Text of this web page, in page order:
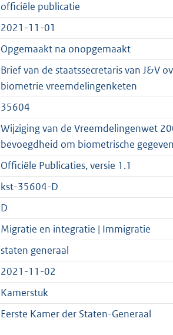
d
s
g
r
o
o
t
e
:
2
K
n
d
s
g
r
o
t
t
e
:
2
b
officiële publicatie
2021-11-01
Opgemaakt na onopgemaakt
Brief van de staatssecretaris van J&V
biometrie vreemdelingenketen
35604
Wijziging van de Vreemdelingenwet
bevoegdheid om biometrische
Officiële Publicaties, versie 1.1
kst-35604-D
D
Migratie en integratie | Immigratie
staten generaal
2021-11-02
Kamerstuk
Eerste Kamer der Staten-Generaal